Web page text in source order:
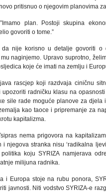
pritisnuo o njegovim planovima
plan. Postoji skupina
govoriti o tome.”
da nije korisno u detalje govoriti
naginjemo. Upravo suprotno,
koje će imati na zemlju i
rascjep koji razdvaja ciničnu
radničku klasu na
sile rade moguće planove za
kao taoce i pripremanje za
kapitalizma.
nema prigovora na
i njegova stranka nisu ‘radikalna
koju SYRIZA namjerava
milijuna radnika.
i Europa stoje na rubu ponora,
javnosti. Niti vodstvo SYRIZA-e